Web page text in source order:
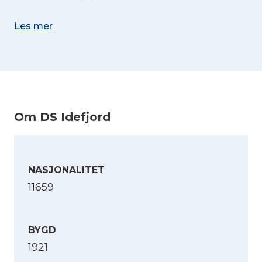
Les mer
Om DS Idefjord
NASJONALITET
11659
BYGD
1921